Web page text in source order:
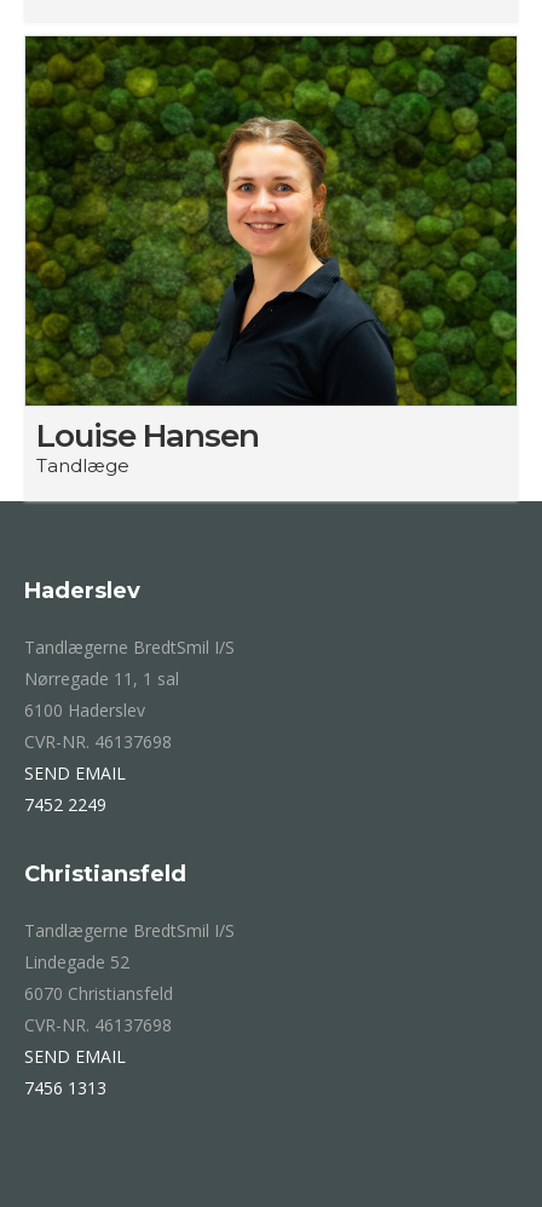
Louise Hansen
Tandlæge
Haderslev
Tandlægerne BredtSmil I/S
Nørregade 11, 1 sal
6100 Haderslev
CVR-NR. 46137698
SEND EMAIL
7452 2249
Christiansfeld
Tandlægerne BredtSmil I/S
Lindegade 52
6070 Christiansfeld
CVR-NR. 46137698
SEND EMAIL
7456 1313